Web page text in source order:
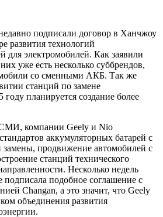
подписали договор в Ханчжоу
развития технологий
для электромобилей. Как заявили
уже есть несколько суббрендов,
со сменными АКБ. Так же
станций по замене
году планируется создание более
компании Geely и Nio
аккумуляторных батарей с
продвижение автомобилей с
станций технического
Несколько недель
подобное соглашение с
Changan, а это значит, что Geely
объединения развития